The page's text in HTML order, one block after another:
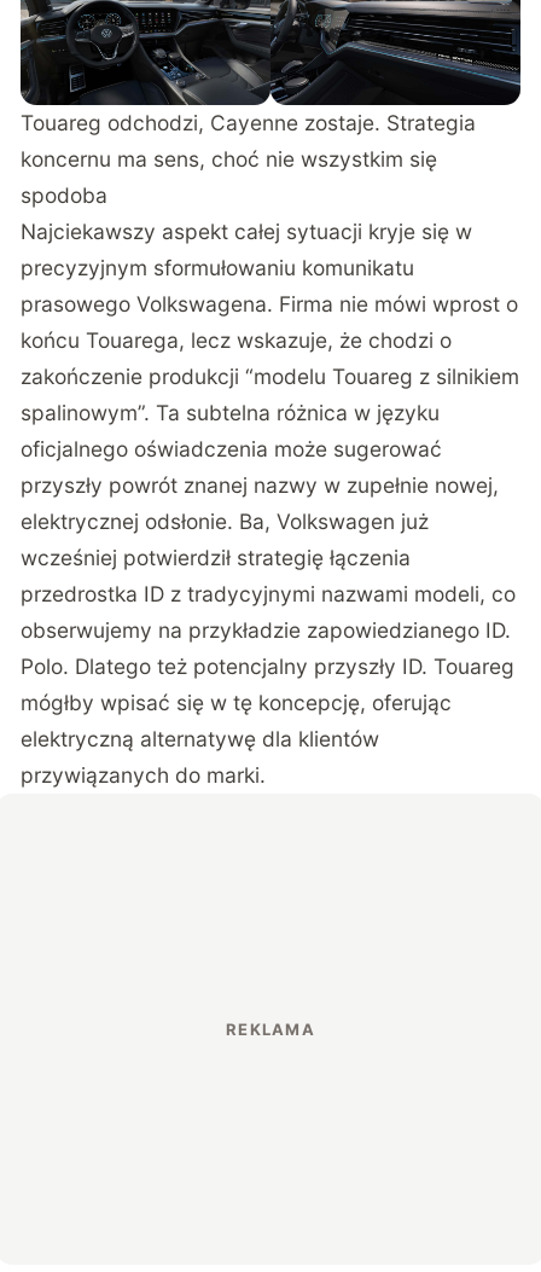
Touareg odchodzi, Cayenne zostaje. Strategia
koncernu ma sens, choć nie wszystkim się
spodoba
Najciekawszy aspekt całej sytuacji kryje się w
precyzyjnym sformułowaniu komunikatu
prasowego Volkswagena. Firma nie mówi wprost o
końcu Touarega, lecz wskazuje, że chodzi o
zakończenie produkcji “modelu Touareg z silnikiem
spalinowym”. Ta subtelna różnica w języku
oficjalnego oświadczenia może sugerować
przyszły powrót znanej nazwy w zupełnie nowej,
elektrycznej odsłonie. Ba, Volkswagen już
wcześniej potwierdził strategię łączenia
przedrostka ID z tradycyjnymi nazwami modeli, co
obserwujemy na przykładzie zapowiedzianego ID.
Polo. Dlatego też potencjalny przyszły ID. Touareg
mógłby wpisać się w tę koncepcję, oferując
elektryczną alternatywę dla klientów
przywiązanych do marki.